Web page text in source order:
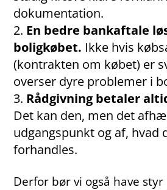
dokumentation.
En bedre bankaftale
boligkøbet. Ikke hvis
(kontrakten om købet) er
overser dyre problemer i
Rådgivning betaler
Det kan den, men det
udgangspunkt og af, hvad
forhandles.
Derfor bør vi også have styr